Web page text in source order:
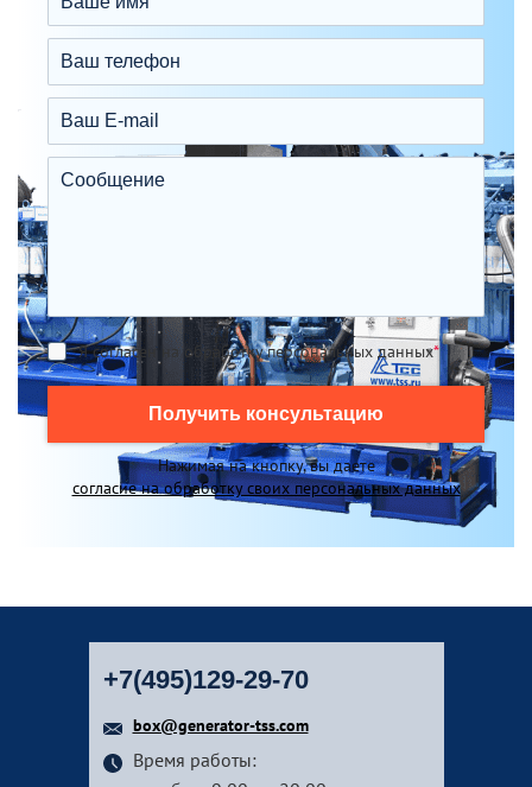
Я согласен на обработку персональных данных*
Получить консультацию
Нажимая на кнопку, вы даете
согласие на обработку своих персональных данных
+7(495)129-29-70
box@generator-tss.com
Время работы: